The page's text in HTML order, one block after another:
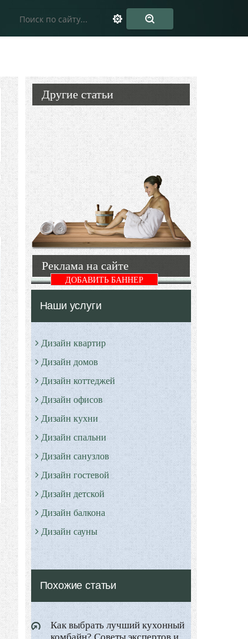
Другие статьи
Реклама на сайте
ДОБАВИТЬ БАННЕР
Наши услуги
Дизайн квартир
Дизайн домов
Дизайн коттеджей
Дизайн офисов
Дизайн кухни
Дизайн спальни
Дизайн санузлов
Дизайн гостевой
Дизайн детской
Дизайн балкона
Дизайн сауны
Дизайн прихожей
Дизайн гардеробной
Все о Сауне и Банях
Дизайн Саун
Типы Бань
Похожие статьи
Как выбрать лучший кухонный
комбайн? Советы экспертов и